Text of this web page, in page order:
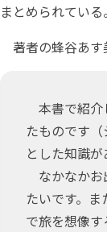
まとめられてい
著者の蜂谷あす
本書で紹介
たものです
とした知識
なかなかお
たいです。
で旅を想像す